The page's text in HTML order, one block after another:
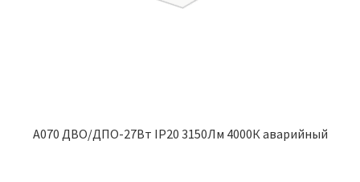
A070 ДВО/ДПО-27Вт IP20 3150Лм 4000К аварийный